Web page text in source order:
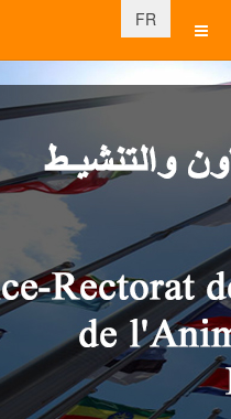
Sélectionnez
FR